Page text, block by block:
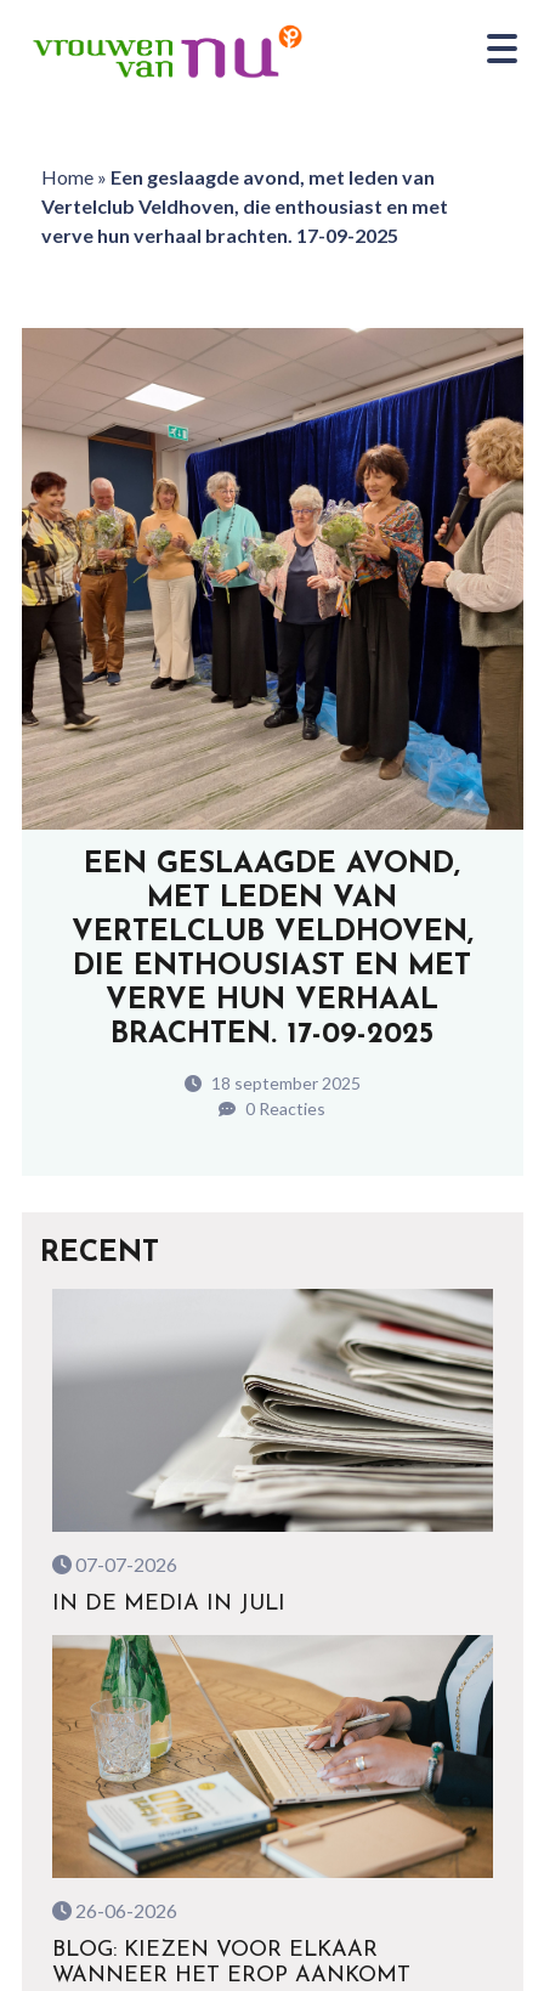
Home» Een geslaagde avond, met leden van
Vertelclub Veldhoven, die enthousiast en met
verve hun verhaal brachten. 17-09-2025
EEN GESLAAGDE AVOND,
MET LEDEN VAN
VERTELCLUB VELDHOVEN,
DIE ENTHOUSIAST EN MET
VERVE HUN VERHAAL
BRACHTEN. 17-09-2025
18 september 2025
0 Reacties
RECENT
07-07-2026
IN DE MEDIA IN JULI
26-06-2026
BLOG: KIEZEN VOOR ELKAAR
WANNEER HET EROP AANKOMT